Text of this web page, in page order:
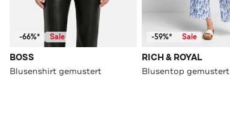
-66%* Sale
BOSS
Blusenshirt gemustert
-59%* Sale
RICH & ROYAL
Blusentop gemustert